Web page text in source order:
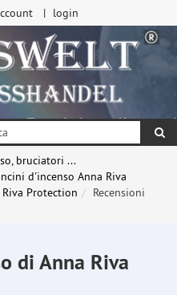
login
bruciatori ...
d'incenso Anna Riva
Protection
Recensioni
di Anna Riva